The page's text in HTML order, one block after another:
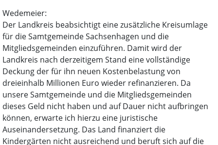
Wedemeier:
Der Landkreis beabsichtigt eine zusätzliche Kreisumlage
für die Samtgemeinde Sachsenhagen und die
Mitgliedsgemeinden einzuführen. Damit wird der
Landkreis nach derzeitigem Stand eine vollständige
Deckung der für ihn neuen Kostenbelastung von
dreieinhalb Millionen Euro wieder refinanzieren. Da
unsere Samtgemeinde und die Mitgliedsgemeinden
dieses Geld nicht haben und auf Dauer nicht aufbringen
können, erwarte ich hierzu eine juristische
Auseinandersetzung. Das Land finanziert die
Kindergärten nicht ausreichend und beruft sich auf die